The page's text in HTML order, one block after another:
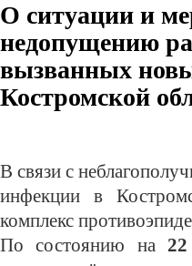
О ситуации и
недопущению
вызванных
Костромской
В связи с
инфекции в
комплекс
По состоянию на